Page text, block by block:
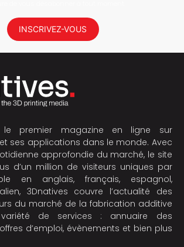
INSCRIVEZ-VOUS
le premier magazine en ligne sur
et ses applications dans le monde. Avec
approfondie du marché, le site
d’un million de visiteurs uniques par
en anglais, français, espagnol,
3Dnatives couvre l’actualité des
du marché de la fabrication additive
de services : annuaire des
d’emploi, évènements et bien plus